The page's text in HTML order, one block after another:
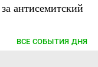
антисемитский
ВСЕ СОБЫТИЯ ДНЯ